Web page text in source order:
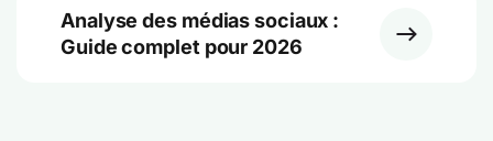
Analyse des médias sociaux :
Guide complet pour 2026